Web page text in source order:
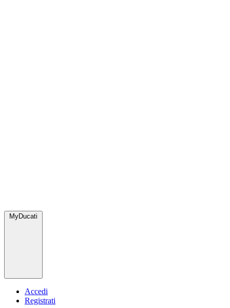
MyDucati
Accedi
Registrati